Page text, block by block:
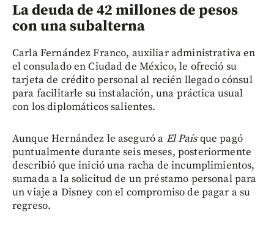
La deuda de 42 millones de pesos
con una subalterna
Carla Fernández Franco, auxiliar administrativa en
el consulado en Ciudad de México, le ofreció su
tarjeta de crédito personal al recién llegado cónsul
para facilitarle su instalación, una práctica usual
con los diplomáticos salientes.
Aunque Hernández le aseguró a El Paísque pagó
puntualmente durante seis meses, posteriormente
describió que inició una racha de incumplimientos,
sumada a la solicitud de un préstamo personal para
un viaje a Disney con el compromiso de pagar a su
regreso.